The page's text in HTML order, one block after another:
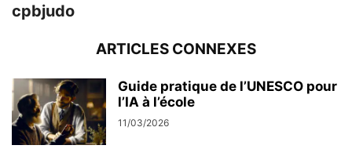
cpbjudo
ARTICLES CONNEXES
Guide pratique de l’UNESCO pour
l’IA à l’école
11/03/2026